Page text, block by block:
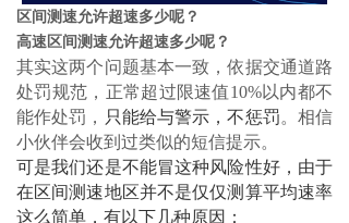
区间测速允许超速多少呢？
高速区间测速允许超速多少呢？
其实这两个问题基本一致，依据交通道路
处罚规范，正常超过限速值10%以内都不
能作处罚，
只能给与警示，不惩罚。相信
小伙伴会收到过类似的短信提示。
可是我们还是不能冒这种风险性好，由于
在区间测速地区并不是仅仅测算平均速率
这么简单，有以下几种原因：